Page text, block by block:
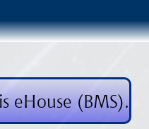
eHouse (BMS).